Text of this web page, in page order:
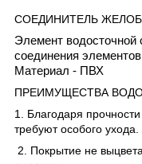
СОЕДИНИТЕЛЬ
Элемент водосточной
соединения
Материал - ПВХ
ПРЕИМУЩЕСТВА
1. Благодаря
требуют особого ухода.
2. Покрытие не